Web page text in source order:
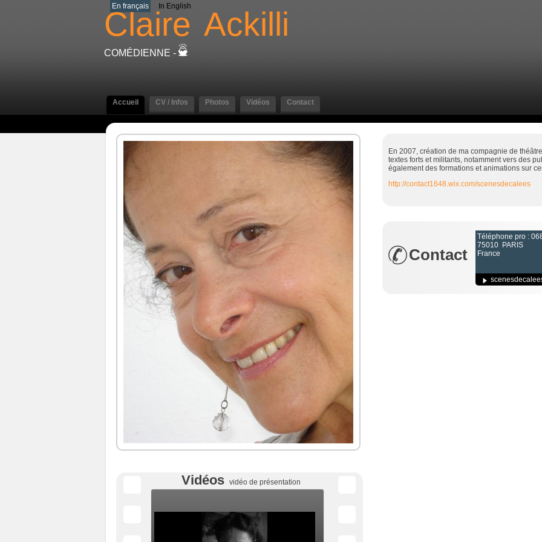
En français In English
Claire Ackilli
COMÉDIENNE -
Accueil CV / Infos Photos Vidéos Contact
Vidéos vidéo de présentation
En 2007, création de ma compagnie de
textes forts et militants, notamment vers des
également des formations et animations sur
http://contact1648.wix.com/scenesdecalees
Contact
Téléphone pro :
75010 PARIS
France